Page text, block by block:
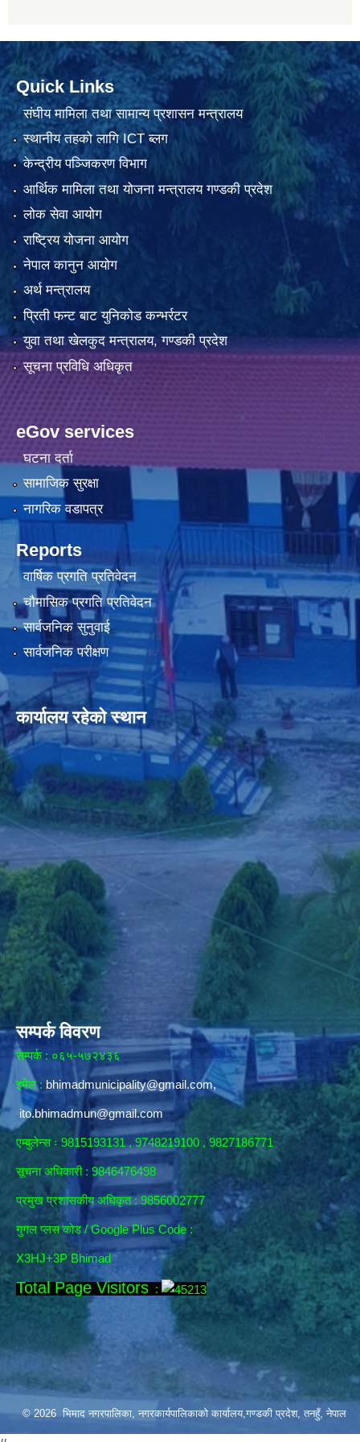
Quick Links
संघीय मामिला तथा सामान्य प्रशासन मन्त्रालय
स्थानीय तहको लागि ICT ब्लग
केन्द्रीय पञ्जिकरण विभाग
आर्थिक मामिला तथा योजना मन्त्रालय गण्डकी प्रदेश
लोक सेवा आयोग
राष्ट्रिय योजना आयोग
नेपाल कानुन आयोग
अर्थ मन्त्रालय
प्रिती फन्ट बाट युनिकोड कन्भर्रटर
युवा तथा खेलकुद मन्त्रालय, गण्डकी प्रदेश
सूचना प्रविधि अधिकृत
eGov services
घटना दर्ता
सामाजिक सुरक्षा
नागरिक वडापत्र
Reports
वार्षिक प्रगति प्रतिवेदन
चौमासिक प्रगति प्रतिवेदन
सार्वजनिक सुनुवाई
सार्वजनिक परीक्षण
कार्यालय रहेको स्थान
सम्पर्क विवरण
सम्पर्क : ०६५-५७२४३६
इमेल : bhimadmunicipality@gmail.com,
ito.bhimadmun@gmail.com
एम्बुलेन्स ः 9815193131 , 9748219100 , 9827186771
सूचना अधिकारी : 9846476498
प्रमुख प्रशासकीय अधिकृत : 9856002777
गुगल प्लस कोड / Google Plus Code :
X3HJ+3P Bhimad
Total Page Visitors :
© 2026 भिमाद नगरपालिका, नगरकार्यपालिकाको कार्यालय,गण्डकी प्रदेश, तनहुँ, नेपाल